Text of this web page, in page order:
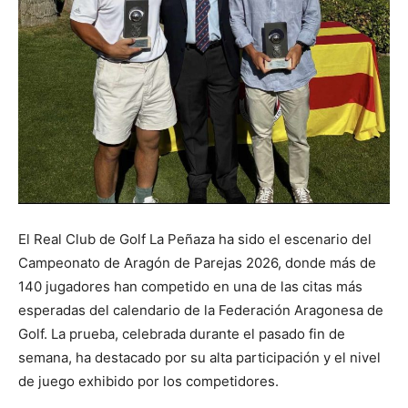
El Real Club de Golf La Peñaza ha sido el escenario del
Campeonato de Aragón de Parejas 2026, donde más de
140 jugadores han competido en una de las citas más
esperadas del calendario de la Federación Aragonesa de
Golf. La prueba, celebrada durante el pasado fin de
semana, ha destacado por su alta participación y el nivel
de juego exhibido por los competidores.